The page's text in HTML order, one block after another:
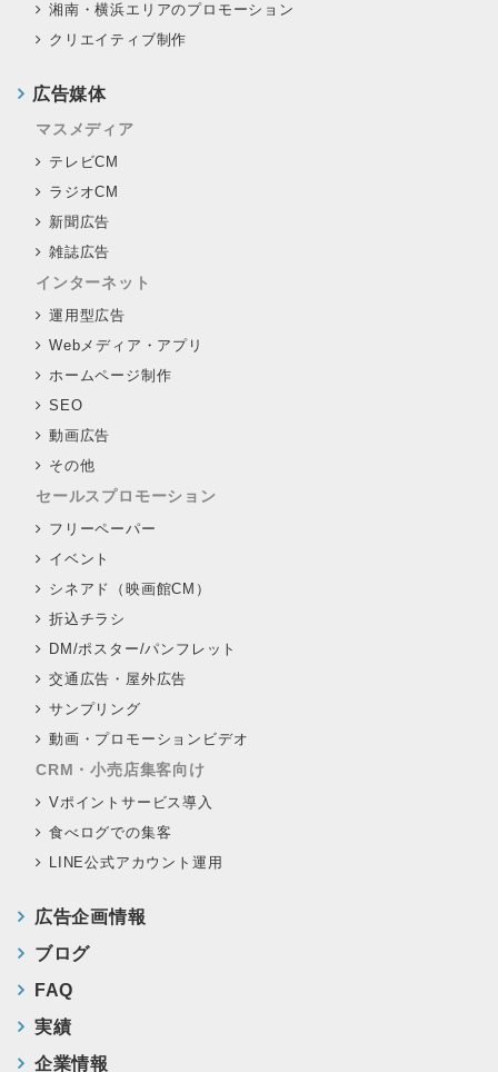
湘南・横浜エリアのプロモーション
クリエイティブ制作
広告媒体
マスメディア
テレビCM
ラジオCM
新聞広告
雑誌広告
インターネット
運用型広告
Webメディア・アプリ
ホームページ制作
SEO
動画広告
その他
セールスプロモーション
フリーペーパー
イベント
シネアド（映画館CM）
折込チラシ
DM/ポスター/パンフレット
交通広告・屋外広告
サンプリング
動画・プロモーションビデオ
CRM・小売店集客向け
Vポイントサービス導入
食べログでの集客
LINE公式アカウント運用
広告企画情報
ブログ
FAQ
実績
企業情報